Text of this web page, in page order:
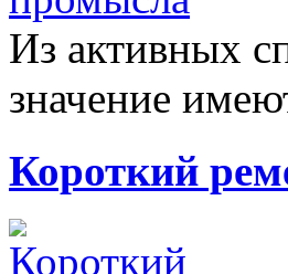
Из активных
значение
Короткий